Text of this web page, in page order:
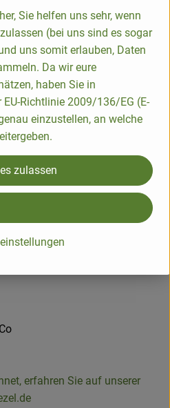
erfahren Sie auf unserer
Sie helfen uns sehr, wenn
(bei uns sind es sogar
uns somit erlauben, Daten
Da wir eure
haben Sie in
Richtlinie 2009/136/EG (E-
einzustellen, an welche
zulassen